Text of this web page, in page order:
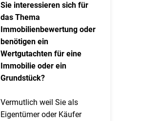
Sie interessieren sich für
das Thema
Immobilienbewertung oder
benötigen ein
Wertgutachten für eine
Immobilie oder ein
Grundstück?
Vermutlich weil Sie als
Eigentümer oder Käufer